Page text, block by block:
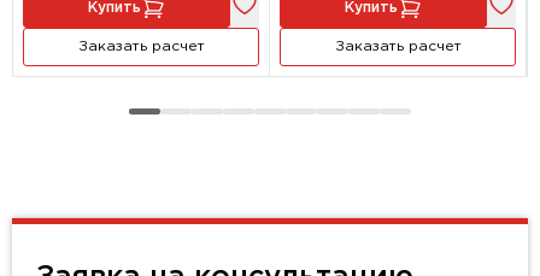
Купить
Заказать расчет
Купить
Заказать расчет